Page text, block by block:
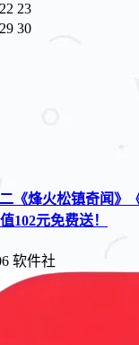
22 23
29 30
《烽火松镇奇闻》
102元免费送！
软件社